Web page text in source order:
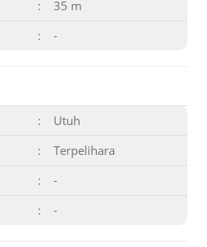
:
35 m
: -
:
Utuh
:
Terpelihara
:
-
: -